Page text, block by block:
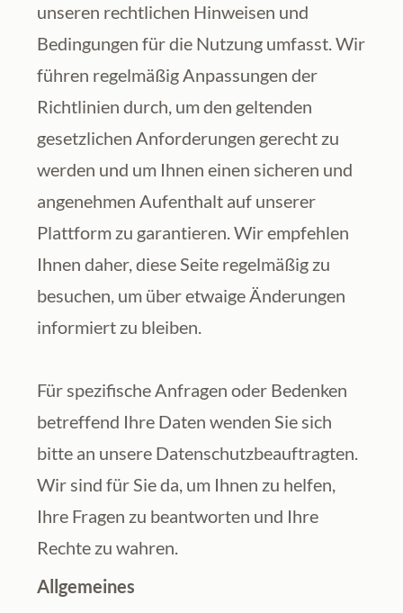
unseren rechtlichen Hinweisen und
Bedingungen für die Nutzung umfasst. Wir
führen regelmäßig Anpassungen der
Richtlinien durch, um den geltenden
gesetzlichen Anforderungen gerecht zu
werden und um Ihnen einen sicheren und
angenehmen Aufenthalt auf unserer
Plattform zu garantieren. Wir empfehlen
Ihnen daher, diese Seite regelmäßig zu
besuchen, um über etwaige Änderungen
informiert zu bleiben.
Für spezifische Anfragen oder Bedenken
betreffend Ihre Daten wenden Sie sich
bitte an unsere Datenschutzbeauftragten.
Wir sind für Sie da, um Ihnen zu helfen,
Ihre Fragen zu beantworten und Ihre
Rechte zu wahren.
Allgemeines